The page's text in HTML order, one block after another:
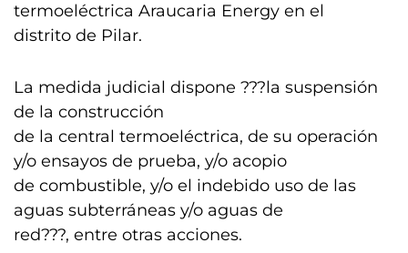
termoeléctrica Araucaria Energy en el
distrito de Pilar.
La medida judicial dispone ???la suspensión
de la construcción
de la central termoeléctrica, de su operación
y/o ensayos de prueba, y/o acopio
de combustible, y/o el indebido uso de las
aguas subterráneas y/o aguas de
red???, entre otras acciones.